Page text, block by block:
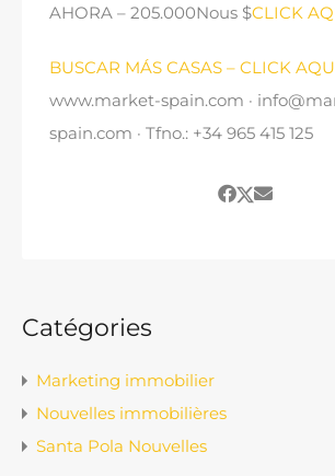
AHORA – 205.000Nous $CLICK
BUSCAR MÁS CASAS – CLICK
www.market-spain.com ·
spain.com · Tfno.: +34 965 415 125
Catégories
Marketing immobilier
Nouvelles immobilières
Santa Pola Nouvelles